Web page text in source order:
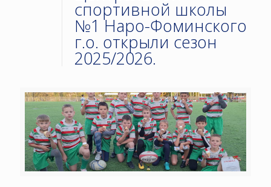
спортивной школы
№1 Наро-Фоминского
г.о. открыли сезон
2025/2026.